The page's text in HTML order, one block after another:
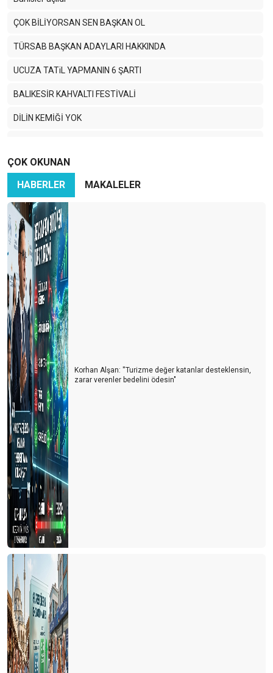
ÇOK BİLİYORSAN SEN BAŞKAN OL
TÜRSAB BAŞKAN ADAYLARI HAKKINDA
UCUZA TATiL YAPMANIN 6 ŞARTI
BALIKESİR KAHVALTI FESTİVALİ
DİLİN KEMİĞİ YOK
MEVLANA ÇAĞIRIYOR
SEVGi EMEK iSTERMiŞ…
BAŞIM GÖZÜM ÜSTÜNE… DİYARBAKIR.
BIHTIH YA BIHTIH..!
TURİZMDE ANKARA
TURiZMCi BAHTSIZ BEDEVi…
Nedir bu TGA eziyeti?
Bakan TURSAB standını pas geçti ama…
KAÇAK İÇKİ İNSANI, KAÇAK REHBER TURİZMİ ÖLDÜRÜR
GASTROSHOW New York'ta
EN ÖNEMLi SEKTÖR: "TURiZM" Neden? PARA KAYNAĞIDIR
TURİZM;
HAC-UMRE KONUSUNDA…
YURT DIŞI TUR SATIŞLARI iPTAL OLDU
KiEV GASTRONOMi TURU
KUMARHANELER iSTEM DIŞI KAPATILMIŞ…
CEK GENDiNi GENDiNE BAS BASAN...! (KIBRIS)
TURİZM İYİ GİDERSE, YERLİ TURİST AÇIKTA KALIR. TURİZM
KÖTÜ GİDERSE, TÜRK TURİST BAYRAM EDER.
ARKADAŞLAR, HAZIR MISINIZ?
"Şam Babası. Para vermekle Baba olunmaz…"
HER ŞEY DAHİL İSRAFI NASIL ÖNLENİR?
AB’DEN TÜRKLERE AŞI ENGELİ…
ÇOK OKUNAN
HABERLER
MAKALELER
Korhan Alşan: ''Turizme değer katanlar desteklensin,
zarar verenler bedelini ödesin"